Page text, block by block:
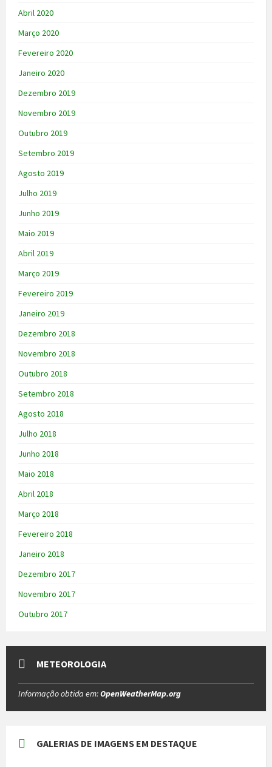
Abril 2020
Março 2020
Fevereiro 2020
Janeiro 2020
Dezembro 2019
Novembro 2019
Outubro 2019
Setembro 2019
Agosto 2019
Julho 2019
Junho 2019
Maio 2019
Abril 2019
Março 2019
Fevereiro 2019
Janeiro 2019
Dezembro 2018
Novembro 2018
Outubro 2018
Setembro 2018
Agosto 2018
Julho 2018
Junho 2018
Maio 2018
Abril 2018
Março 2018
Fevereiro 2018
Janeiro 2018
Dezembro 2017
Novembro 2017
Outubro 2017
METEOROLOGIA
Informação obtida em:OpenWeatherMap.org
GALERIAS DE IMAGENS EM DESTAQUE